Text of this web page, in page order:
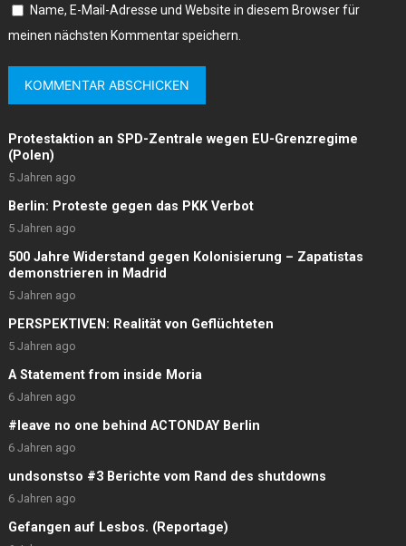
Name, E-Mail-Adresse und Website in diesem Browser für
meinen nächsten Kommentar speichern.
Protestaktion an SPD-Zentrale wegen EU-Grenzregime
(Polen)
5 Jahren ago
Berlin: Proteste gegen das PKK Verbot
5 Jahren ago
500 Jahre Widerstand gegen Kolonisierung – Zapatistas
demonstrieren in Madrid
5 Jahren ago
PERSPEKTIVEN: Realität von Geflüchteten
5 Jahren ago
A Statement from inside Moria
6 Jahren ago
#leave no one behind ACTONDAY Berlin
6 Jahren ago
undsonstso #3 Berichte vom Rand des shutdowns
6 Jahren ago
Gefangen auf Lesbos. (Reportage)